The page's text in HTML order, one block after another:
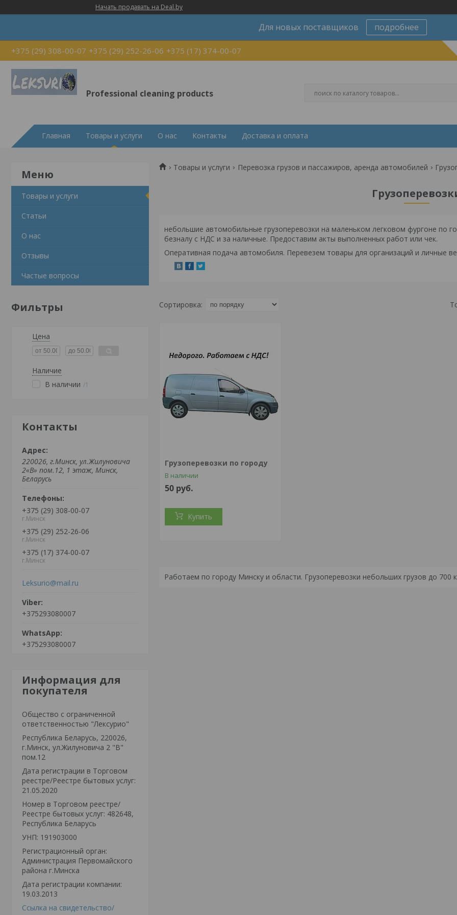
Начать продавать на Deal.by
Для новых поставщиков подробнее
+375 (29) 308-00-07 +375 (29) 252-26-06 +375 (17) 374-00-07
Professional cleaning products
Главная Товары и услуги О нас Контакты Доставка и оплата
Товары и услуги
Статьи
О нас
Отзывы
Частые вопросы
Фильтры
Цена
Наличие
В наличии
1
Контакты
220026, г.Минск, ул.Жилуновича
2«В» пом.12, 1 этаж, Минск,
Беларусь
+375 (29) 308-00-07
г.Минск
+375 (29) 252-26-06
г.Минск
+375 (17) 374-00-07
г.Минск
Leksurio@mail.ru
+375293080007
+375293080007
Информация для
покупателя
Общество с ограниченной
ответственностью "Лексурио"
Республика Беларусь, 220026,
г.Минск, ул.Жилуновича 2 "В"
пом.12
Дата регистрации в Торговом
реестре/Реестре бытовых услуг:
21.05.2020
Номер в Торговом реестре/
Реестре бытовых услуг: 482648,
Республика Беларусь
УНП: 191903000
Регистрационный орган:
Администрация Первомайского
района г.Минска
Дата регистрации компании:
19.03.2013
Ссылка на свидетельство/
Товары и услуги Перевозка грузов и пассажиров, аренда автомобилей
небольшие автомобильные грузоперевозки на маленьком легковом фургоне по
безналу с НДС и за наличные. Предоставим акты выполненных работ или чек.
Оперативная подача автомобиля. Перевезем товары для организаций и личные
Грузоперевозки по городу
В наличии
50 руб.
Купить
Работаем по городу Минску и области. Грузоперевозки небольших грузов до 700